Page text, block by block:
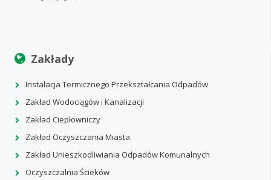
Zakłady
Instalacja Termicznego Przekształcania Odpadów
Zakład Wodociągów i Kanalizacji
Zakład Ciepłowniczy
Zakład Oczyszczania Miasta
Zakład Unieszkodliwiania Odpadów Komunalnych
Oczyszczalnia Ścieków